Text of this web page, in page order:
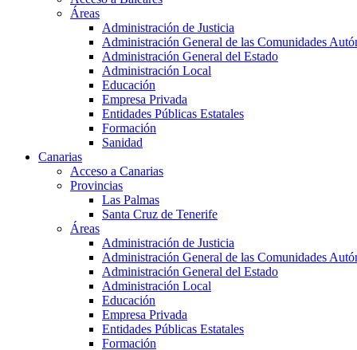
Áreas
Administración de Justicia
Administración General de las Comunidades
Administración General del Estado
Administración Local
Educación
Empresa Privada
Entidades Públicas Estatales
Formación
Sanidad
Canarias
Acceso a Canarias
Provincias
Las Palmas
Santa Cruz de Tenerife
Áreas
Administración de Justicia
Administración General de las Comunidades
Administración General del Estado
Administración Local
Educación
Empresa Privada
Entidades Públicas Estatales
Formación